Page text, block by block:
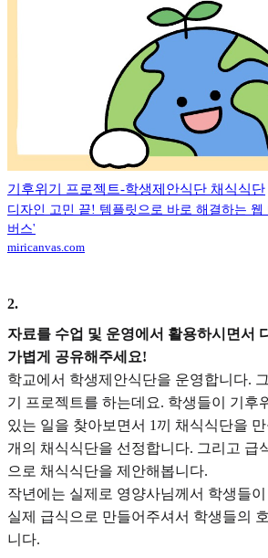
기후위기 프로젝트-학생제안식단 채식식단
디자인 고민 끝! 템플릿으로 바로 해결하는 웹
버스'
miricanvas.com
2.
자료를 수업 및 운영에서 활용하시면서
가볍게 공유해주세요!
학교에서 학생제안식단을 운영합니다.
기 프로젝트를 하는데요. 학생들이 기후
있는 일을 찾아보면서 1끼 채식식단을
개의 채식식단을 선정합니다. 그리고 급
으로 채식식단을 제안해봅니다.
작년에는 실제로 영양사님께서 학생들
실제 급식으로 만들어주셔서 학생들의
니다.